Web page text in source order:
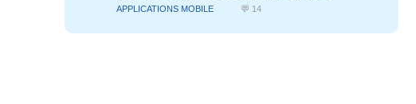
APPLICATIONS MOBILE 💬 14